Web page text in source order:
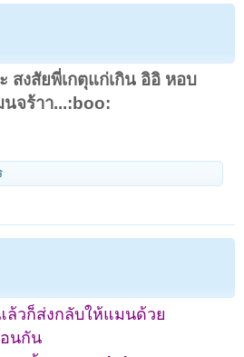
สงสัยพี่เกตุแก่เกิน อิอิ หอบ
นจร้าา...:boo:
ล้วก็ส่งกลับให้แมนด้วย
นกัน